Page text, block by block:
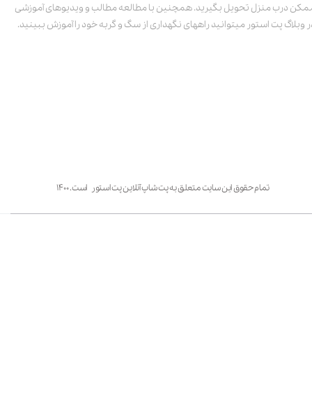
درب منزل تحویل بگیرید. همچنین با مطالعه مطالب و ویدیوهای آموزشی
وبلاگ پت استور میتوانید راههای نگهداری از سگ و گربه خود را آموزش ببینید.
تمام حقوق این سایت متعلق به پت شاپ آنلاین پت استور است. ۱۴۰۰